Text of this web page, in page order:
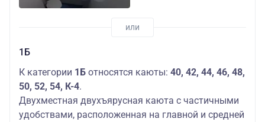
1Б
К категории 1Б относятся каюты: 40, 42, 44, 46, 48,
50, 52, 54, К-4.
Двухместная двухъярусная каюта с частичными
удобствами, расположенная на главной и средней